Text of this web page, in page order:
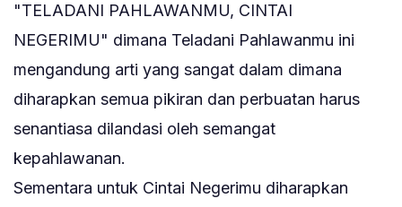
"TELADANI PAHLAWANMU, CINTAI
NEGERIMU" dimana Teladani Pahlawanmu ini
mengandung arti yang sangat dalam dimana
diharapkan semua pikiran dan perbuatan harus
senantiasa dilandasi oleh semangat
kepahlawanan.
Sementara untuk Cintai Negerimu diharapkan